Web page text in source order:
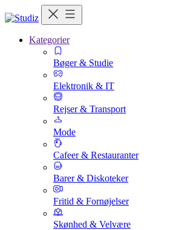
Kategorier
Bøger & Studie
Elektronik & IT
Rejser & Transport
Mode
Cafeer & Restauranter
Barer & Diskoteker
Fritid & Fornøjelser
Skønhed & Velvære